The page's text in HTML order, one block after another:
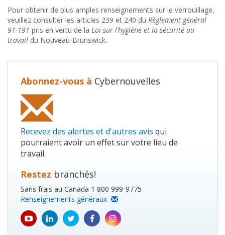
Pour obtenir de plus amples renseignements sur le verrouillage,
veuillez consulter les articles 239 et 240 du Règlement général
91-191 pris en vertu de la Loi sur l’hygiène et la sécurité au
travail du Nouveau-Brunswick.
Abonnez-vous à Cybernouvelles
Recevez des alertes et d'autres avis qui
pourraient avoir un effet sur votre lieu de
travail.
Restez branchés!
Sans frais au Canada 1 800 999-9775
Renseignements généraux
youtube
icon
Linkedin
icon
Twitter
icon
Facebook
icon
Instagram
icon